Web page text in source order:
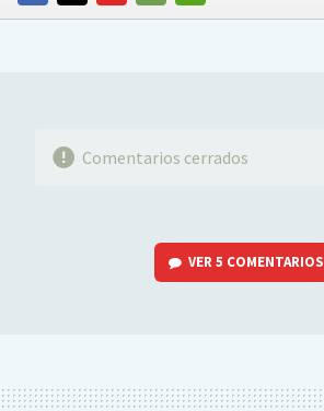
FACEBOOKTWITTERFLIPBOARD
E-
WHATSAPP
Comentarios cerrados
VER5 COMENTARIOS